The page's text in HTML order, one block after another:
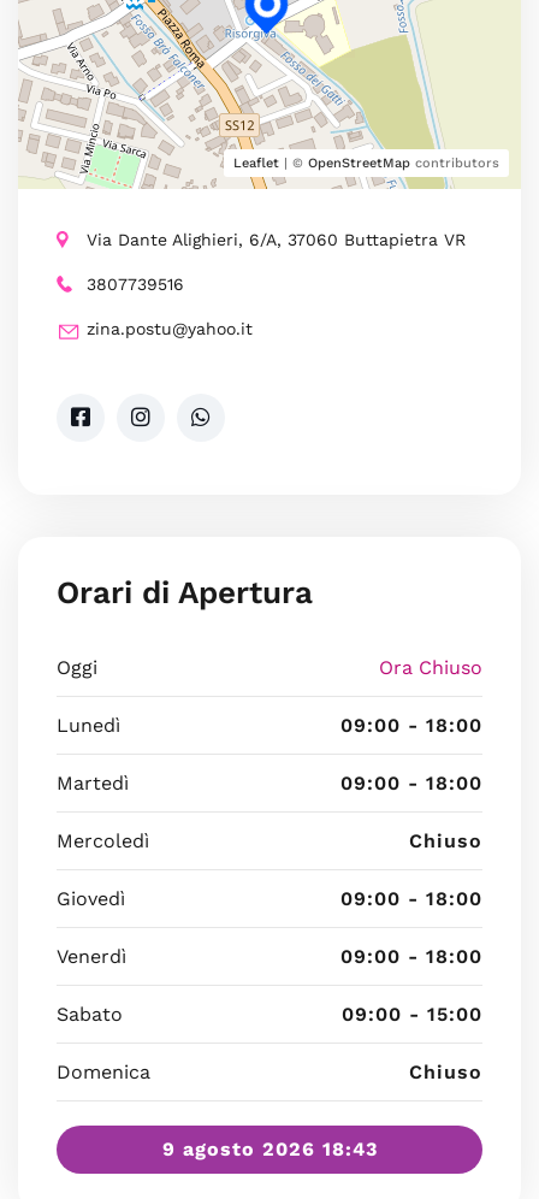
Leaflet | © OpenStreetMap contributors
Via Dante Alighieri, 6/A, 37060 Buttapietra VR
3807739516
zina.postu@yahoo.it
Orari di Apertura
Oggi Ora Chiuso
Lunedì 09:00 - 18:00
Martedì 09:00 - 18:00
Mercoledì Chiuso
Giovedì 09:00 - 18:00
Venerdì 09:00 - 18:00
Sabato 09:00 - 15:00
Domenica Chiuso
9 agosto 2026 18:43